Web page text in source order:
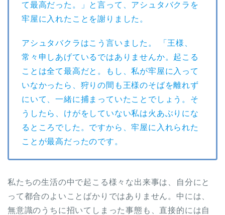
て最高だった。」と言って、アシュタバクラを
牢屋に入れたことを謝りました。
アシュタバクラはこう言いました。 「王様、
常々申しあげているではありませんか。起こる
ことは全て最高だと。もし、私が牢屋に入って
いなかったら、狩りの間も王様のそばを離れず
にいて、一緒に捕まっていたことでしょう。そ
うしたら、けがをしていない私は火あぶりにな
るところでした。ですから、牢屋に入れられた
ことが最高だったのです。
私たちの生活の中で起こる様々な出来事は、自分にと
って都合のよいことばかりではありません。中には、
無意識のうちに招いてしまった事態も、直接的には自